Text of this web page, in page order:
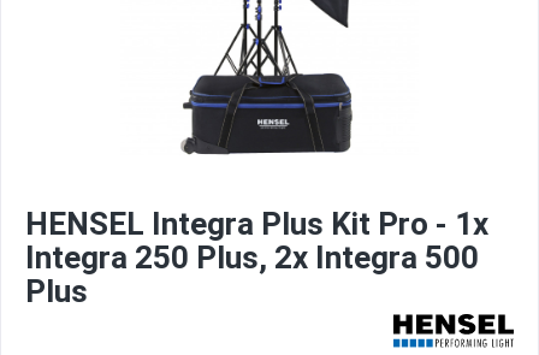
HENSEL Integra Plus Kit Pro - 1x
Integra 250 Plus, 2x Integra 500
Plus